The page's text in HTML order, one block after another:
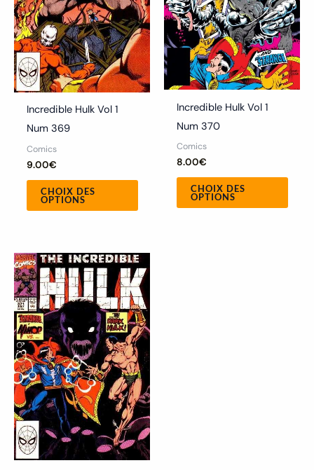
Incredible Hulk Vol 1
Num 369
Comics
9.00€
CHOIX DES
OPTIONS
options
peuvent
être
choisies
sur
Incredible Hulk Vol 1
Num 370
Comics
8.00€
CHOIX DES
OPTIONS
être
sur
Ce
produit
a
plusieurs
variations.
Les
options
peuvent
être
choisies
sur